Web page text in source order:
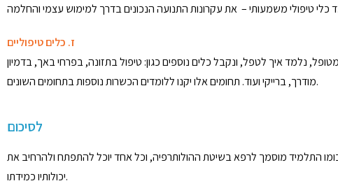
ז. כלים טיפוליים
נלמד איך לטפל, ונקבל כלים נוספים כגון: טיפול בתזונה, בפרחי באך, בדמיון
מודרך, ברייקי ועוד. תחומים אלו יקנו ללומדים הכשרות נוספות בתחומים השונים.
לסיכום
התלמיד מוסמך לרפא בשיטת ההולותרפיה, וכל אחד יוכל להתפתח ולהרחיב את
יכולותיו כמידתו.